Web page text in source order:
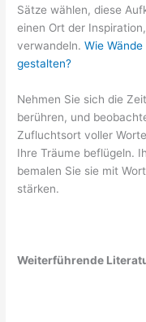
Sätze wählen, diese
einen Ort der
verwandeln.Wie
gestalten?
Nehmen Sie sich die
berühren, und
Zufluchtsort voller
Ihre Träume beflügeln.
bemalen Sie sie mit
stärken.
Weiterführende